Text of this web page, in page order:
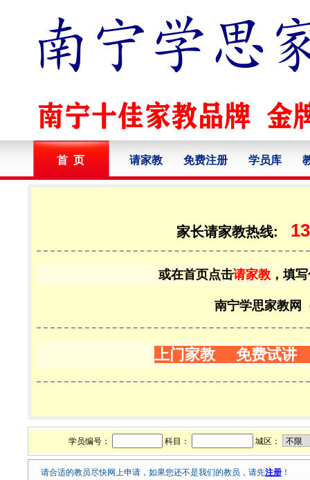
首 页 请家教 免费注册 学员库
家长请家教热线:
或在首页点击请家教 ，填
南宁学思家教网
上门家教 免费试讲
学员编号： 科目： 城区：
请合适的教员尽快网上申请，如果您还不是我们的教员，请先注册 ！